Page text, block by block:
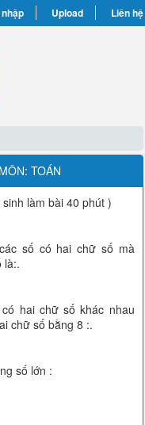
Upload Liên hệ
TOÁN
làm bài 40 phút )
số có hai chữ số mà
là:.
hai chữ số khác nhau
chữ số bằng 8 :.
số lớn :